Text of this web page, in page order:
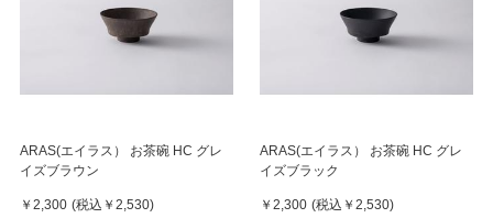
ARAS(エイラス） お茶碗 HC グレ
イズブラウン
￥2,300 (税込 ￥2,530)
ARAS(エイラス） お茶碗 HC グレ
イズブラック
￥2,300 (税込 ￥2,530)